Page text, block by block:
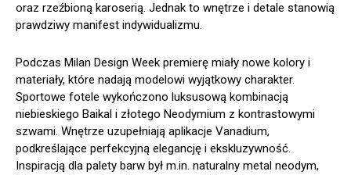
oraz rzeźbioną karoserią. Jednak to wnętrze i detale stanowią
prawdziwy manifest indywidualizmu.
Podczas Milan Design Week premierę miały nowe kolory i
materiały, które nadają modelowi wyjątkowy charakter.
Sportowe fotele wykończono luksusową kombinacją
niebieskiego Baikal i złotego Neodymium z kontrastowymi
szwami. Wnętrze uzupełniają aplikacje Vanadium,
podkreślające perfekcyjną elegancję i ekskluzywność.
Inspiracją dla palety barw był m.in. naturalny metal neodym,